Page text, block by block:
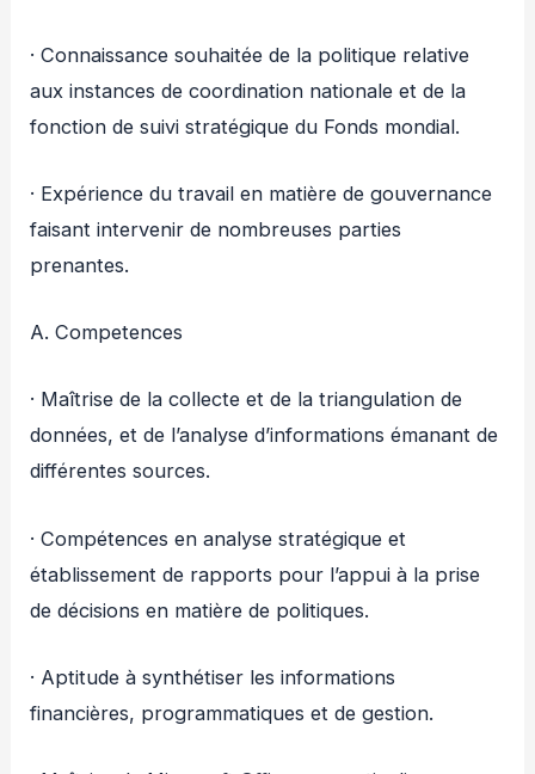
· Connaissance souhaitée de la politique relative
aux instances de coordination nationale et de la
fonction de suivi stratégique du Fonds mondial.
· Expérience du travail en matière de gouvernance
faisant intervenir de nombreuses parties
prenantes.
A. Competences
· Maîtrise de la collecte et de la triangulation de
données, et de l’analyse d’informations émanant de
différentes sources.
· Compétences en analyse stratégique et
établissement de rapports pour l’appui à la prise
de décisions en matière de politiques.
· Aptitude à synthétiser les informations
financières, programmatiques et de gestion.